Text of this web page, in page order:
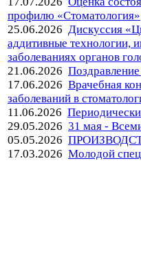
профилю «Стоматология»
25.06.2026 Дискуссия
аддитивные технологии,
заболеваниях органов
21.06.2026
17.06.2026 Врачебная
заболеваний в
11.06.2026
29.05.2026 31 мая -
05.05.2026
17.03.2026 Молодой